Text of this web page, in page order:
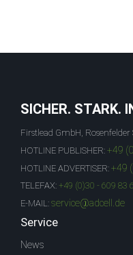
SICHER. STARK.
Firstlead GmbH,
HOTLINE PUBLISHER: +49
HOTLINE ADVERTISER: +49
TELEFAX: +49 (0)30 - 609 83
E-MAIL: service@adcell.de
Service
News